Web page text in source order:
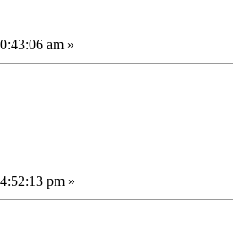
am »
pm »